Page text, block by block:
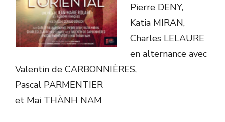
Pierre DENY,
Katia MIRAN,
Charles LELAURE
en alternance avec
Valentin de CARBONNIÈRES,
Pascal PARMENTIER
et Mai THÀNH NAM